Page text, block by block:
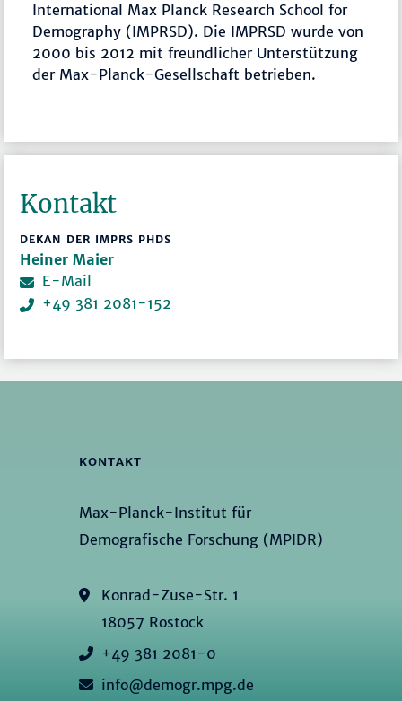
International Max Planck Research School for
Demography (IMPRSD). Die IMPRSD wurde von
2000 bis 2012 mit freundlicher Unterstützung
der Max-Planck-Gesellschaft betrieben.
Kontakt
DEKAN DER IMPRS PHDS
Heiner Maier
E-Mail
+49 381 2081-152
KONTAKT
Max-Planck-Institut für
Demografische Forschung (MPIDR)
Konrad-Zuse-Str. 1
18057 Rostock
+49 381 2081-0
info@demogr.mpg.de